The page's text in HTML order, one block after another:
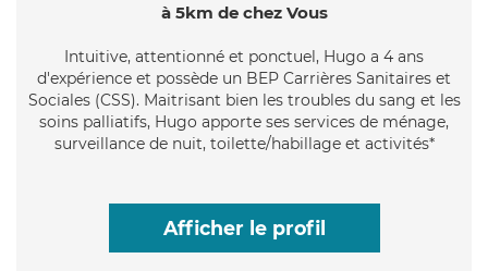
à 5km de chez Vous
Intuitive, attentionné et ponctuel, Hugo a 4 ans
d'expérience et possède un BEP Carrières Sanitaires et
Sociales (CSS). Maitrisant bien les troubles du sang et les
soins palliatifs, Hugo apporte ses services de ménage,
surveillance de nuit, toilette/habillage et activités*
Afficher le profil